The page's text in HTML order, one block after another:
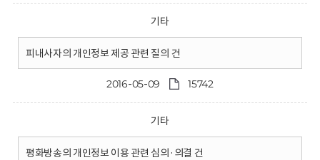
기타
피내사자의 개인정보 제공 관련 질의 건
2016-05-09 15742
기타
평화방송의 개인정보 이용 관련 심의·의결 건